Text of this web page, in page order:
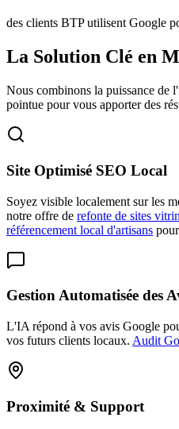
des clients BTP utilisent Google
La Solution Clé en
Nous combinons la puissance de
pointue pour vous apporter des
Site Optimisé SEO Local
Soyez visible localement sur les
notre offre de refonte de sites
référencement local d'artisans
Gestion Automatisée des
L'IA répond à vos avis Google
vos futurs clients locaux. Audit
Proximité & Support